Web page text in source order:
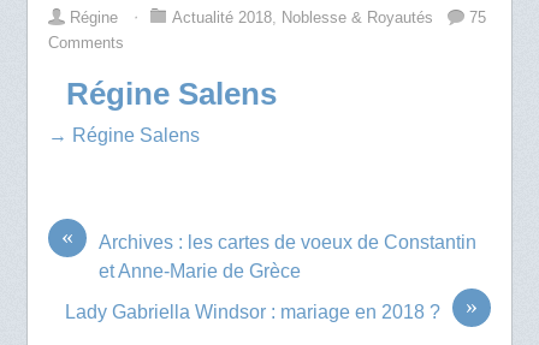
Régine ⋅ Actualité 2018, Noblesse & Royautés
75
Comments
Régine Salens
→ Régine Salens
«
Archives : les cartes de voeux de Constantin
et Anne-Marie de Grèce
»
Lady Gabriella Windsor : mariage en 2018 ?